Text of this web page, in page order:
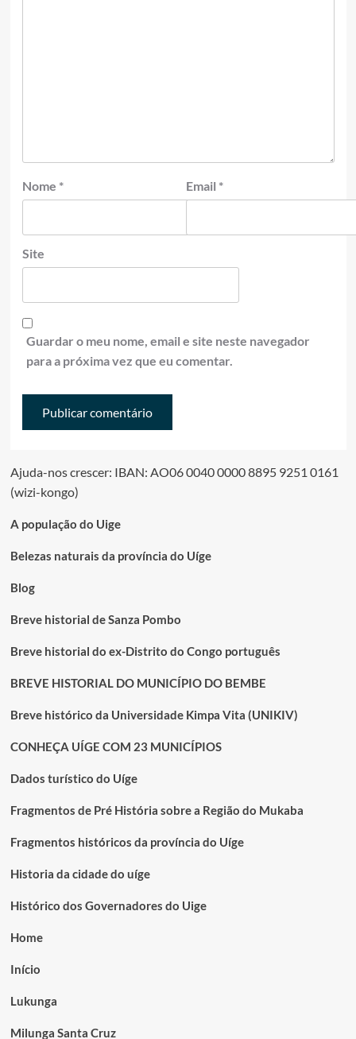
Nome * Email *
Site
Guardar o meu nome, email e site neste navegador
para a próxima vez que eu comentar.
Ajuda-nos crescer: IBAN: AO06 0040 0000 8895 9251 0161
(wizi-kongo)
A população do Uige
Belezas naturais da província do Uíge
Blog
Breve historial de Sanza Pombo
Breve historial do ex-Distrito do Congo português
BREVE HISTORIAL DO MUNICÍPIO DO BEMBE
Breve histórico da Universidade Kimpa Vita (UNIKIV)
CONHEÇA UÍGE COM 23 MUNICÍPIOS
Dados turístico do Uíge
Fragmentos de Pré História sobre a Região do Mukaba
Fragmentos históricos da província do Uíge
Historia da cidade do uíge
Histórico dos Governadores do Uige
Home
Início
Lukunga
Milunga Santa Cruz